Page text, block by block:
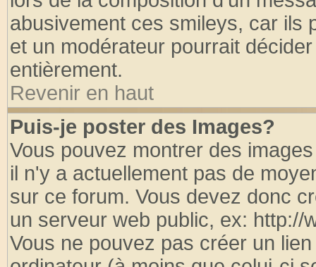
abusivement ces smileys, car ils
et un modérateur pourrait
entièrement.
Revenir en haut
Puis-je poster des Images?
Vous pouvez montrer des
il n'y a actuellement pas de
sur ce forum. Vous devez donc
un serveur web public, ex: http://
Vous ne pouvez pas créer un